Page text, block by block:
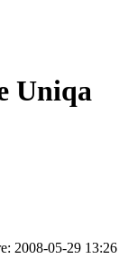
Uniqa
2008-05-29 13:26